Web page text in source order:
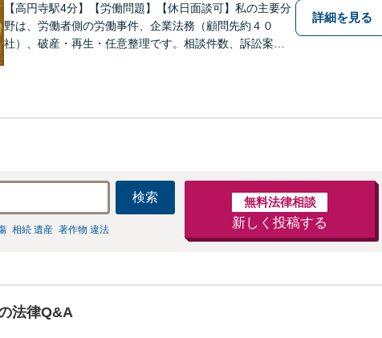
【高円寺駅4分】【労働問題】【休日面談可】私の主要分
野は、労働者側の労働事件、企業法務（顧問先約４０
社）、破産・再生・任意整理です。相談件数、訴訟案
詳細を見る
検索
相続 遺産 著作物 違法
無料法律相談
新しく投稿する
法律Q&A